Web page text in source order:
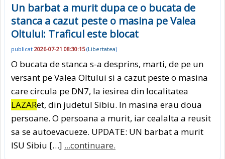
Un barbat a murit dupa ce o bucata de
stanca a cazut peste o masina pe Valea
Oltului: Traficul este blocat
publicat 2026-07-21 08:30:15(Libertatea)
O bucata de stanca s-a desprins, marti, de pe un
versant pe Valea Oltului si a cazut peste o masina
care circula pe DN7, la iesirea din localitatea
LAZARet, din judetul Sibiu. In masina erau doua
persoane. O persoana a murit, iar cealalta a reusit
sa se autoevacueze. UPDATE: UN barbat a murit
ISU Sibiu […] ...continuare.